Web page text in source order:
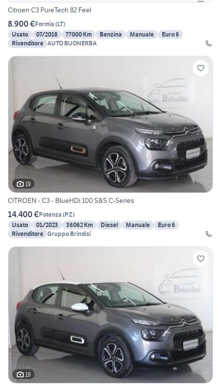
Citroen C3 PureTech 82 Feel
8.900 €Formia (LT)
Usato
07/2018 77000 Km Benzina Manuale
Euro 6
Rivenditore AUTO BUONERBA
19
CITROEN - C3 - BlueHDi 100 S&S C-Series
14.400 €Potenza (PZ)
Usato
01/2023 36062 Km Diesel Manuale
Euro 6
Rivenditore Gruppo Brindisi
19